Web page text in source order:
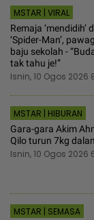
MSTAR | VIRAL
Remaja ‘mendidih’
‘Spider-Man’,
baju sekolah -
tak tahu je!”
Isnin, 10 Ogos 2026
MSTAR | HIBURAN
Gara-gara Akim
Qilo turun 7kg
Isnin, 10 Ogos 2026
MSTAR | SEMASA